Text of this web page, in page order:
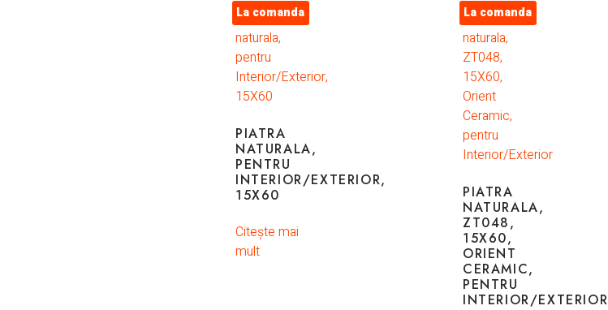
La comanda
PIATRA
NATURALA,
PENTRU
INTERIOR/EXTERIOR,
15X60
Citește mai
mult
La comanda
PIATRA
NATURALA,
ZT048,
15X60,
ORIENT
CERAMIC,
PENTRU
INTERIOR/EXTERIOR